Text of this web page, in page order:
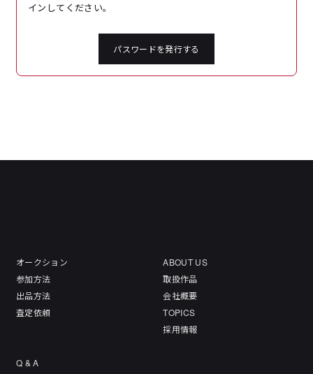
インしてください。
パスワードを発行する
オークション
参加方法
出品方法
査定依頼
ABOUT US
取扱作品
会社概要
TOPICS
採用情報
Q & A